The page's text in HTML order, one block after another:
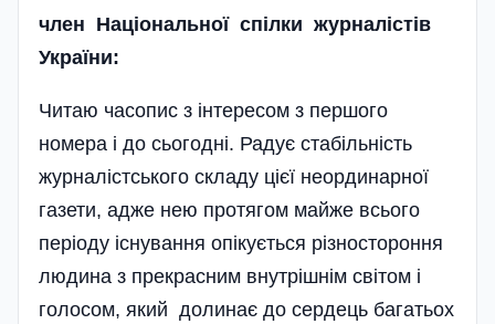
член Національної спілки журналістів
України:
Читаю часопис з інтересом з першого
номера і до сьогодні. Радує ста­бі­льність
журналістського складу цієї неординарної
газети, адже нею протягом майже всього
періоду існування опі­ку­ється різно­стороння
людина з прекрас­ним внутрішнім світом і
голосом, який долинає до сердець багатьох